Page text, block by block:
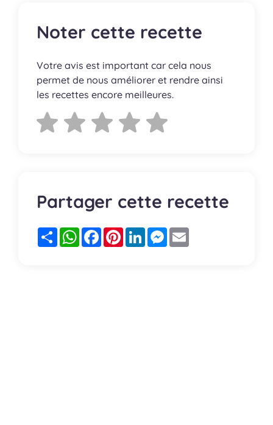
Noter cette recette
Votre avis est important car cela nous
permet de nous améliorer et rendre ainsi
les recettes encore meilleures.
Partager cette recette
PartagerWhatsApp
FacebookPinterestLinkedInMessenger